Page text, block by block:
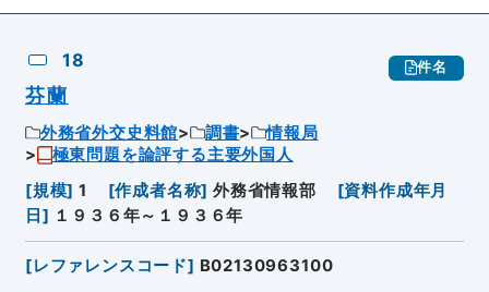
18 件名
芬蘭
外務省外交史料館 調書
情報局
極東問題を論評する主要外国人
[規模] 1 [作成者名称] 外務省情報部 [資料作成年月
日 ] １９３６年～１９３６年
[レファレンスコード] B02130963100